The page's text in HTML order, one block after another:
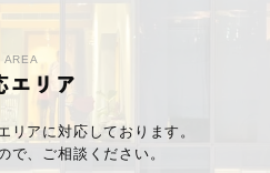
AREA
エリア
リアに対応しております。
、ご相談ください。